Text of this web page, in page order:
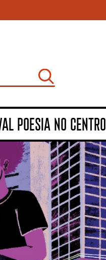
POESIA NO CENTRO